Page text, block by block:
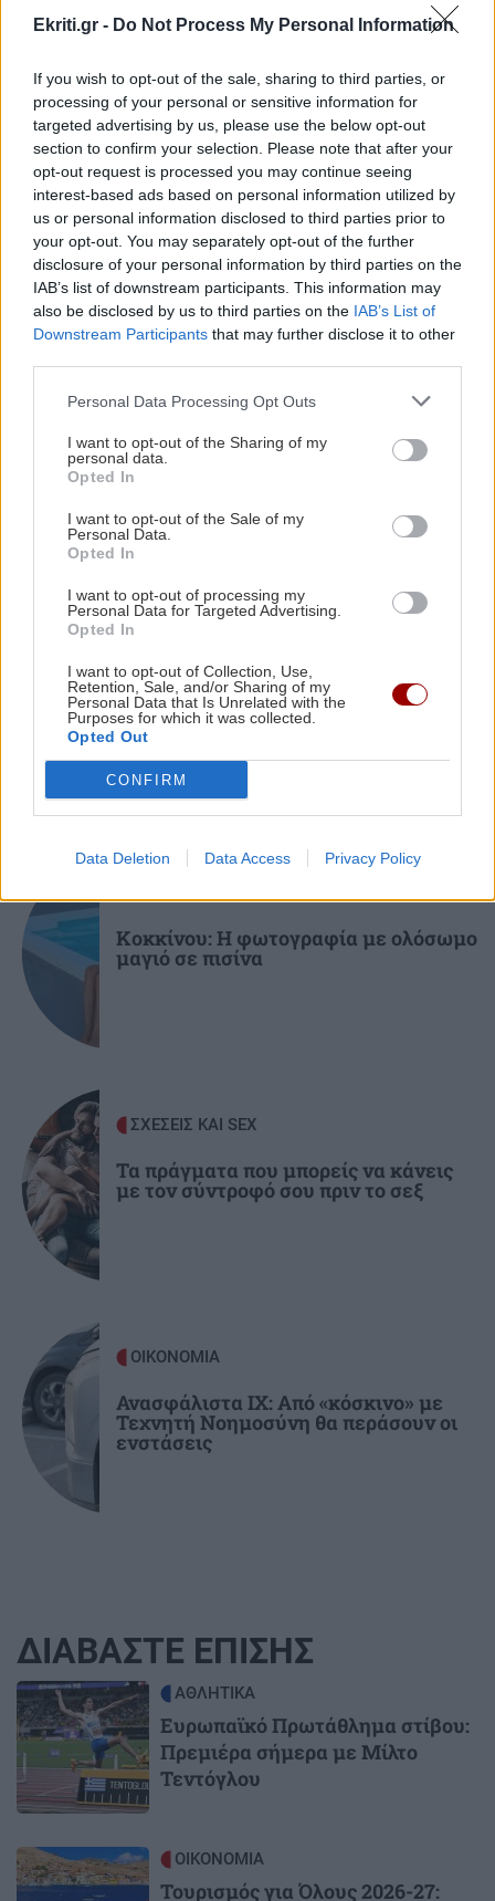
Ekriti.gr - Do Not Process My Personal Information
If you wish to opt-out of the sale, sharing to third parties, or
processing of your personal or sensitive information for
targeted advertising by us, please use the below opt-out
section to confirm your selection. Please note that after your
opt-out request is processed you may continue seeing
interest-based ads based on personal information utilized by
us or personal information disclosed to third parties prior to
your opt-out. You may separately opt-out of the further
disclosure of your personal information by third parties on the
IAB’s list of downstream participants. This information may
also be disclosed by us to third parties on the IAB’s List of
Downstream Participants that may further disclose it to other
Personal Data Processing Opt Outs
I want to opt-out of the Sharing of my
personal data.
Opted In
I want to opt-out of the Sale of my
Personal Data.
Opted In
I want to opt-out of processing my
Personal Data for Targeted Advertising.
Opted In
I want to opt-out of Collection, Use,
Retention, Sale, and/or Sharing of my
Personal Data that Is Unrelated with the
Purposes for which it was collected.
Opted Out
CONFIRM
Data Deletion Data Access Privacy Policy
Κοκκίνου: Η φωτογραφία με ολόσωμο μαγιό
σε πισίνα
09:53
ΣΧΕΣΕΙΣ ΚΑΙ SEX
Τα πράγματα που μπορείς να κάνεις με τον
σύντροφό σου πριν το σεξ
09:44
ΟΙΚΟΝΟΜΙΑ
Ανασφάλιστα ΙΧ: Από «κόσκινο» με Τεχνητή
Νοημοσύνη θα περάσουν οι ενστάσεις
Ευρωπαϊκό Πρωτάθλημα στίβου: Πρεμιέρα
σήμερα με Μίλτο Τεντόγλου
ΟΙΚΟΝΟΜΙΑ
Τουρισμός για Όλους 2026-27: Ανοίγουν
σήμερα οι αιτήσεις για όλους χωρίς
περιορισμό ΑΦΜ
09:28
ΚΡΗΤΗ
Ηράκλειο: Έβαλε στο αυτοκίνητο της πρώην
συντρόφου του συσκευή εντοπισμού!
Κυανή Ακτή: Τέσσερις Ισπανοί συνελήφθησαν
ΟΙΚΟΝΟΜΙΑ
φοροδιαφυγή – 320.000 καταγγελίες σε όλη τη
χώρα
ΑΘΛΗΤΙΚΑ
Άρσεναλ - Ντόρτμουντ 2-3: Μαγεία από
Καρέτσα, Τζόλη στο «Εμιρέιτς» (βίντεο)
Όλες οι ειδήσεις
ΠΕΡΙΣΣΟΤΕΡΑ
Ηράκλειο: Από φαρμακείο σε
φαρμακείο για τα σκευάσματα οι
ασθενείς
Κοκκίνου: Η φωτογραφία με ολόσωμο
μαγιό σε πισίνα
ΣΧΕΣΕΙΣ ΚΑΙ SEX
Τα πράγματα που μπορείς να κάνεις
με τον σύντροφό σου πριν το σεξ
ΟΙΚΟΝΟΜΙΑ
Ανασφάλιστα ΙΧ: Από «κόσκινο» με
Τεχνητή Νοημοσύνη θα περάσουν οι
ενστάσεις
ΔΙΑΒΑΣΤΕ ΕΠΙΣΗΣ
Image ΑΘΛΗΤΙΚΑ
Ευρωπαϊκό Πρωτάθλημα στίβου:
Πρεμιέρα σήμερα με Μίλτο
Τεντόγλου
Image ΟΙΚΟΝΟΜΙΑ
Τουρισμός για Όλους 2026-27: